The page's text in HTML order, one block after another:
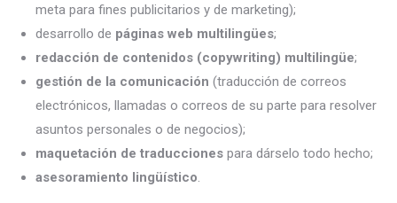
meta para fines publicitarios y de marketing);
desarrollo de páginas web multilingües;
redacción de contenidos (copywriting) multilingüe;
gestión de la comunicación (traducción de correos
electrónicos, llamadas o correos de su parte para resolver
asuntos personales o de negocios);
maquetación de traducciones para dárselo todo hecho;
asesoramiento lingüístico.